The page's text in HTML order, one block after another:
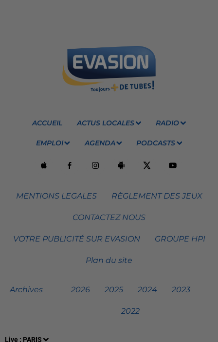
Live : PARIS
ACCUEIL ACTUS LOCALES RADIO
EMPLOI AGENDA PODCASTS
MENTIONS LEGALES RÈGLEMENT DES JEUX
CONTACTEZ NOUS
VOTRE PUBLICITÉ SUR EVASION GROUPE HPI
Plan du site
Archives 2026 2025 2024 2023
2022